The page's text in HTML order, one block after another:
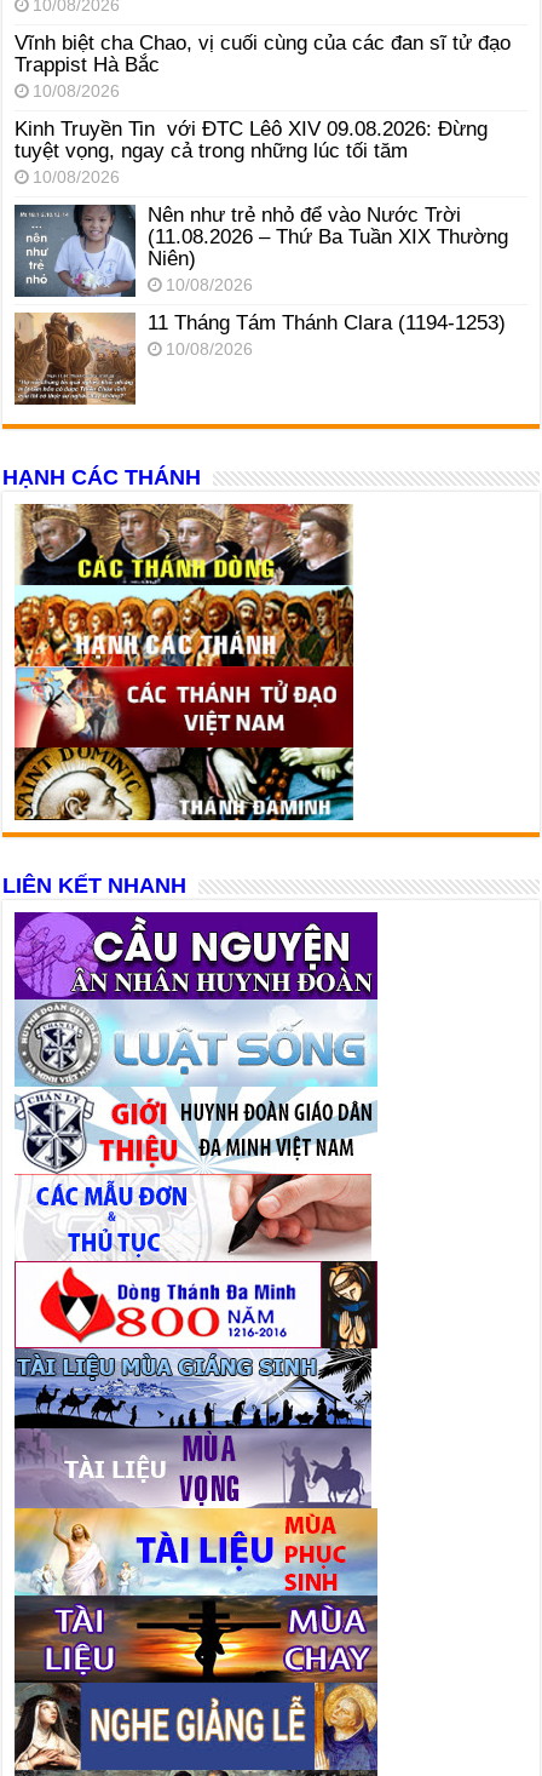
10/08/2026
Vĩnh biệt cha Chao, vị cuối cùng của các đan sĩ tử đạo
Trappist Hà Bắc
10/08/2026
Kinh Truyền Tin với ĐTC Lêô XIV 09.08.2026: Đừng
tuyệt vọng, ngay cả trong những lúc tối tăm
10/08/2026
Nên như trẻ nhỏ để vào Nước Trời
(11.08.2026 – Thứ Ba Tuần XIX Thường
Niên)
10/08/2026
11 Tháng Tám Thánh Clara (1194-1253)
10/08/2026
HẠNH CÁC THÁNH
LIÊN KẾT NHANH